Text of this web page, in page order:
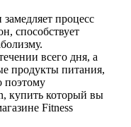
процесс
способствует
всего дня, а
продукты питания,
поэтому
купить который вы
Fitness